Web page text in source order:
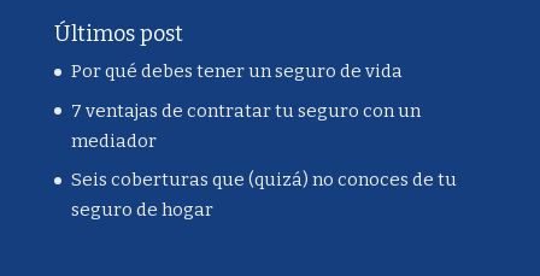
Últimos post
Por qué debes tener un seguro de vida
7 ventajas de contratar tu seguro con un
mediador
Seis coberturas que (quizá) no conoces de tu
seguro de hogar